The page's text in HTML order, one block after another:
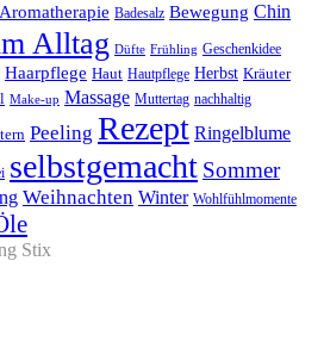
Aromatherapie Badesalz Bewegung Chin
Alltag Düfte Frühling Geschenkidee
Haarpflege Haut Hautpflege Herbst Kräuter
Make-up Massage Muttertag nachhaltig
Peeling Rezept Ringelblume
selbstgemacht Sommer
Weihnachten Winter Wohlfühlmomente
Stix